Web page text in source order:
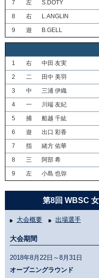
7 左
S.DOTY
8
右
L.ANGLIN
9
遊 B.GELL
1
右
中田 友実
2
二
田中 美羽
3
中
三浦 伊織
4
一
川端 友紀
5
捕
船越 千紘
6
遊
出口 彩香
7
指
緒方 佑華
8
三
阿部 希
9
左 小島 也弥
第8回 WBSC
大会概要 出場選手
大会期間
2018年8月22日～8月31日
オープニングラウンド